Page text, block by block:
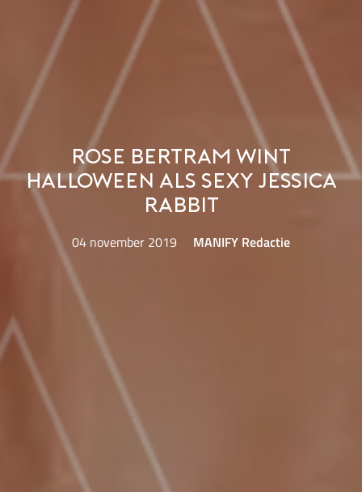
Rose Bertram wint
Halloween als sexy Jessica
Rabbit
04 november 2019 MANIFY Redactie